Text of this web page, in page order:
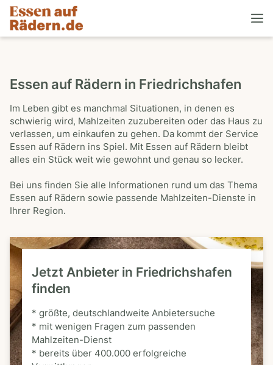
Essen auf Rädern in Friedrichshafen
Im Leben gibt es manchmal Situationen, in denen es
schwierig wird, Mahlzeiten zuzubereiten oder das Haus zu
verlassen, um einkaufen zu gehen. Da kommt der Service
Essen auf Rädern ins Spiel. Mit Essen auf Rädern bleibt
alles ein Stück weit wie gewohnt und genau so lecker.
Bei uns finden Sie alle Informationen rund um das Thema
Essen auf Rädern sowie passende Mahlzeiten-Dienste in
Ihrer Region.
Jetzt Anbieter in Friedrichshafen
finden
* größte, deutschlandweite Anbietersuche
* mit wenigen Fragen zum passenden
Mahlzeiten-Dienst
* bereits über 400.000 erfolgreiche